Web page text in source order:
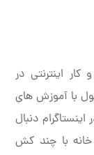
اینترنتی در
با آموزش های
دنبال
خانه با چند کش